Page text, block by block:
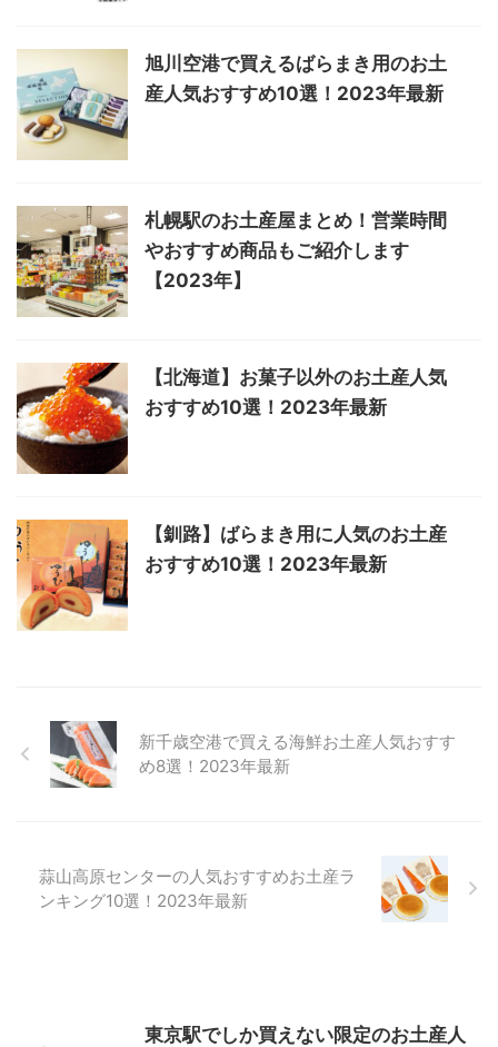
旭川空港で買えるばらまき用のお土
産人気おすすめ10選！2023年最新
札幌駅のお土産屋まとめ！営業時間
やおすすめ商品もご紹介します
【2023年】
【北海道】お菓子以外のお土産人気
おすすめ10選！2023年最新
【釧路】ばらまき用に人気のお土産
おすすめ10選！2023年最新
新千歳空港で買える海鮮お土産人気おすす
め8選！2023年最新
蒜山高原センターの人気おすすめお土産ラ
ンキング10選！2023年最新
東京駅でしか買えない限定のお土産人